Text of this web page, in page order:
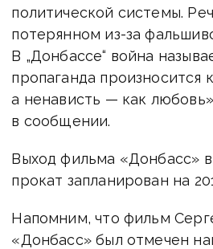
политической системы.
потерянном из-за
В „Донбассе“ война
пропаганда произносится
а ненависть — как
в сообщении.
Выход фильма «Донбасс»
прокат запланирован на
Напомним, что фильм
«Донбасс» был отмечен